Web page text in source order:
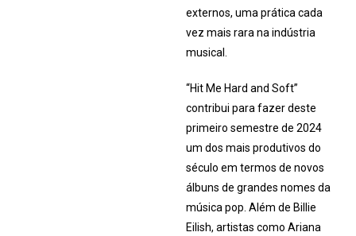
externos, uma prática cada
vez mais rara na indústria
musical.
“Hit Me Hard and Soft”
contribui para fazer deste
primeiro semestre de 2024
um dos mais produtivos do
século em termos de novos
álbuns de grandes nomes da
música pop. Além de Billie
Eilish, artistas como Ariana